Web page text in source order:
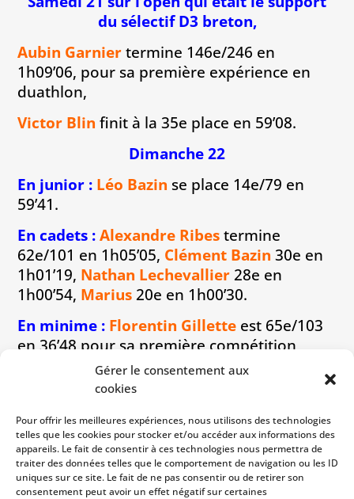
Gérer le consentement aux
cookies
Pour offrir les meilleures expériences, nous utilisons des technologies
telles que les cookies pour stocker et/ou accéder aux informations des
appareils. Le fait de consentir à ces technologies nous permettra de
traiter des données telles que le comportement de navigation ou les ID
uniques sur ce site. Le fait de ne pas consentir ou de retirer son
consentement peut avoir un effet négatif sur certaines
du sélectif D3 breton,
Aubin Garnier termine 146e/246 en
1h09’06, pour sa première expérience en
duathlon,
Victor Blin finit à la 35e place en 59’08.
Dimanche 22
En junior : Léo Bazin se place 14e/79 en
59’41.
En cadets : Alexandre Ribes termine
62e/101 en 1h05’05, Clément Bazin 30e en
1h01’19, Nathan Lechevallier 28e en
1h00’54, Marius 20e en 1h00’30.
En minime : Florentin Gillette est 65e/103
en 36’48 pour sa première compétition
Malgré de très belles courses, nos jeunes
ne sont pas qualifiés pour le championnat
de France. La déception devra vite laisser
la place à la motivation pour les
compétitions de triathlon qui approchent.